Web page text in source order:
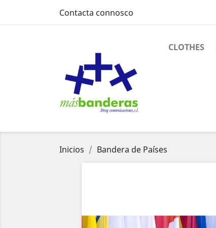
Contacta connosco
CLOTHES
Inicios Bandera de Países